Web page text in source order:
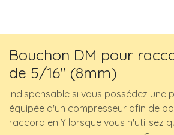
Bouchon DM pour
de 5/16" (8mm)
Indispensable si vous possédez une
équipée d'un compresseur afin de
raccord en Y lorsque vous n'utilisez